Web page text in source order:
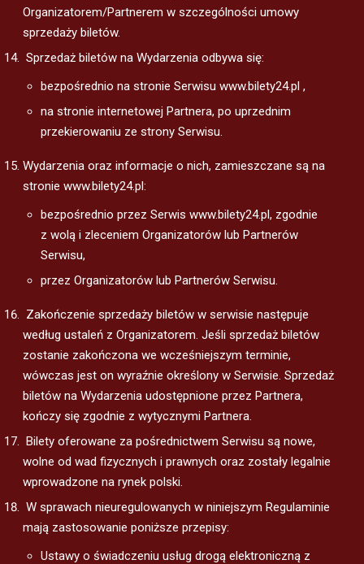
Organizatorem/Partnerem w szczególności umowy
sprzedaży biletów.
Sprzedaż biletów na Wydarzenia odbywa się:
bezpośrednio na stronie Serwisu www.bilety24.pl ,
na stronie internetowej Partnera, po uprzednim
przekierowaniu ze strony Serwisu.
Wydarzenia oraz informacje o nich, zamieszczane są na
stronie www.bilety24.pl:
bezpośrednio przez Serwis www.bilety24.pl, zgodnie
z wolą i zleceniem Organizatorów lub Partnerów
Serwisu,
przez Organizatorów lub Partnerów Serwisu.
Zakończenie sprzedaży biletów w serwisie następuje
według ustaleń z Organizatorem. Jeśli sprzedaż biletów
zostanie zakończona we wcześniejszym terminie,
wówczas jest on wyraźnie określony w Serwisie. Sprzedaż
biletów na Wydarzenia udostępnione przez Partnera,
kończy się zgodnie z wytycznymi Partnera.
Bilety oferowane za pośrednictwem Serwisu są nowe,
wolne od wad fizycznych i prawnych oraz zostały legalnie
wprowadzone na rynek polski.
W sprawach nieuregulowanych w niniejszym Regulaminie
mają zastosowanie poniższe przepisy:
Ustawy o świadczeniu usług drogą elektroniczną z